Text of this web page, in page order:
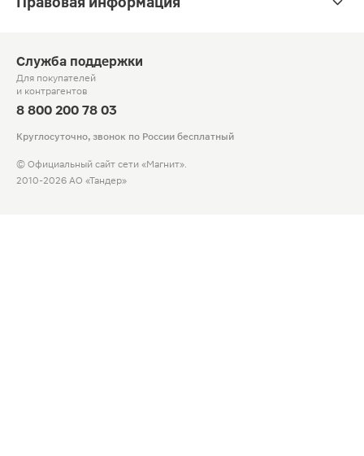
Служба поддержки
Для покупателей
и контрагентов
8 800 200 78 03
Круглосуточно, звонок по России бесплатный
© Официальный сайт сети «Магнит».
2010-2026 АО «Тандер»